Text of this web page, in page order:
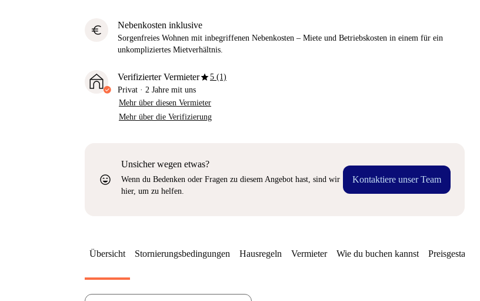
euro Nebenkosten inklusive
Sorgenfreies Wohnen mit inbegriffenen Nebenkosten – Miete und Betriebskosten in einem für ein
unkompliziertes Mietverhältnis.
Verifizierter Vermieterstar5 (1)
Privat · 2 Jahre mit uns
Mehr über diesen Vermieter
Mehr über die Verifizierung
sentiment_very_satisfied
Unsicher wegen etwas?
Wenn du Bedenken oder Fragen zu diesem Angebot hast, sind wir
hier, um zu helfen.
Kontaktiere unser Team
Übersicht Stornierungsbedingungen Hausregeln Vermieter Wie du buchen kannst Preisgestaltung